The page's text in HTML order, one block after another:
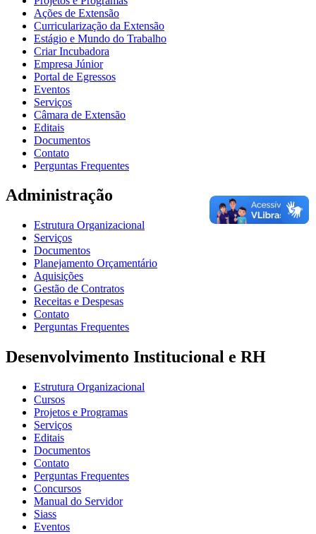
Ações de Extensão
Curricularização da Extensão
Estágio e Mundo do Trabalho
Criar Incubadora
Empresa Júnior
Portal de Egressos
Eventos
Serviços
Câmara de Extensão
Editais
Documentos
Contato
Perguntas Frequentes
Administração
Estrutura Organizacional
Serviços
Documentos
Planejamento Orçamentário
Aquisições
Gestão de Contratos
Receitas e Despesas
Contato
Perguntas Frequentes
Desenvolvimento Institucional e RH
Estrutura Organizacional
Cursos
Projetos e Programas
Serviços
Editais
Documentos
Contato
Perguntas Frequentes
Concursos
Manual do Servidor
Siass
Eventos